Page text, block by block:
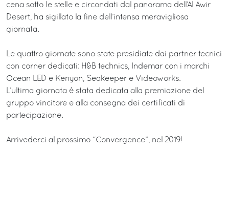
cena sotto le stelle e circondati dal panorama dell’Al Awir
Desert, ha sigillato la fine dell’intensa meravigliosa
giornata.
Le quattro giornate sono state presidiate dai partner tecnici
con corner dedicati: H&B technics, Indemar con i marchi
Ocean LED e Kenyon, Seakeeper e Videoworks.
L’ultima giornata è stata dedicata alla premiazione del
gruppo vincitore e alla consegna dei certificati di
partecipazione.
Arrivederci al prossimo “Convergence”, nel 2019!